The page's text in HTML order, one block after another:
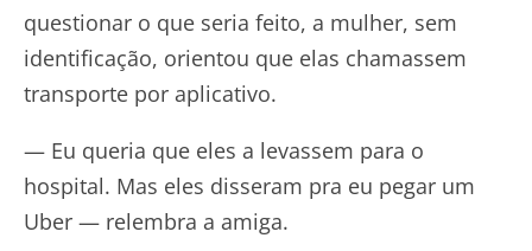
questionar o que seria feito, a mulher, sem
identificação, orientou que elas chamassem
transporte por aplicativo.
— Eu queria que eles a levassem para o
hospital. Mas eles disseram pra eu pegar um
Uber — relembra a amiga.